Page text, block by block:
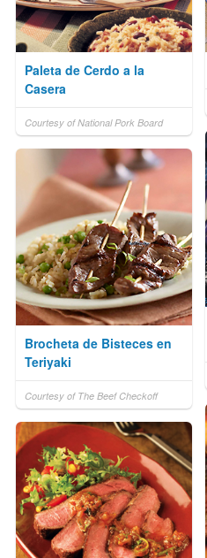
Paleta de Cerdo a la
Casera
Courtesy of National Pork Board
Brocheta de Bisteces en
Teriyaki
Courtesy of The Beef Checkoff